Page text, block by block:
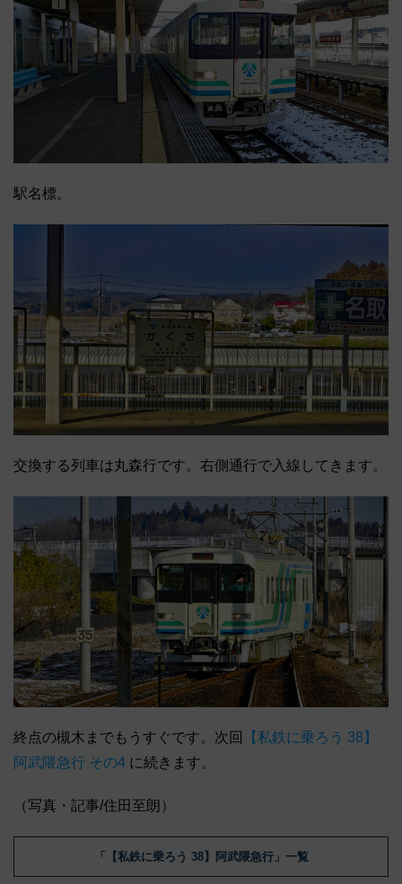
駅名標。
交換する列車は丸森行です。右側通行で入線してきます。
終点の槻木までもうすぐです。次回
【私鉄に乗ろう 38】
阿武隈急行 その4 に続きます。
（写真・記事/住田至朗）
「【私鉄に乗ろう 38】阿武隈急行」一覧